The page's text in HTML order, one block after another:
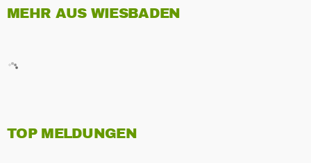
MEHR AUS WIESBADEN
TOP MELDUNGEN